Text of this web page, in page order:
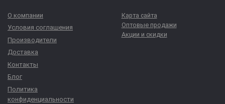
О компании
Условия соглашения
Производители
Доставка
Контакты
Блог
Политика
конфиденциальности
Карта сайта
Оптовые продажи
Акции и скидки